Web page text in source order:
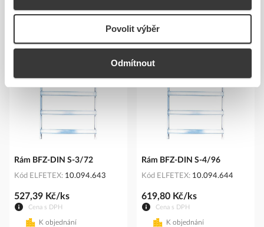
Povolit výběr
Odmítnout
Podobné produkty
Rám BFZ-DIN S-3/72
Kód ELFETEX 10.094.643
Cena s DPH
527,39 Kč/ks
K objednání
Rám BFZ-DIN S-4/96
Kód ELFETEX 10.094.644
Cena s DPH
619,80 Kč/ks
K objednání